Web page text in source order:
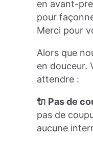
en avant-
pour
Merci pour
Alors que
en douceur.
attendre :
🔌 Pas de
pas de
aucune